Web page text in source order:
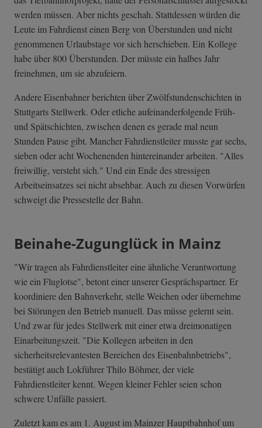
werden müssen. Aber nichts geschah. Stattdessen würden die
Leute im Fahrdienst einen Berg von Überstunden und nicht
genommenen Urlaubstage vor sich herschieben. Ein Kollege
habe über 800 Überstunden. Der müsste ein halbes Jahr
freinehmen, um sie abzufeiern.
Andere Eisenbahner berichten über Zwölfstundenschichten in
Stuttgarts Stellwerk. Oder etliche aufeinanderfolgende Früh-
und Spätschichten, zwischen denen es gerade mal neun
Stunden Pause gibt. Mancher Fahrdienstleiter musste gar sechs,
sieben oder acht Wochenenden hintereinander arbeiten. "Alles
freiwillig, versteht sich." Und ein Ende des stressigen
Arbeitseinsatzes sei nicht absehbar. Auch zu diesen Vorwürfen
schweigt die Pressestelle der Bahn.
Beinahe-Zugunglück in Mainz
"Wir tragen als Fahrdienstleiter eine ähnliche Verantwortung
wie ein Fluglotse", betont einer unserer Gesprächspartner. Er
koordiniere den Bahnverkehr, stelle Weichen oder übernehme
bei Störungen den Betrieb manuell. Das müsse gelernt sein.
Und zwar für jedes Stellwerk mit einer etwa dreimonatigen
Einarbeitungszeit. "Die Kollegen arbeiten in den
sicherheitsrelevantesten Bereichen des Eisenbahnbetriebs",
bestätigt auch Lokführer Thilo Böhmer, der viele
Fahrdienstleiter kennt. Wegen kleiner Fehler seien schon
schwere Unfälle passiert.
Zuletzt kam es am 1. August im Mainzer Hauptbahnhof um